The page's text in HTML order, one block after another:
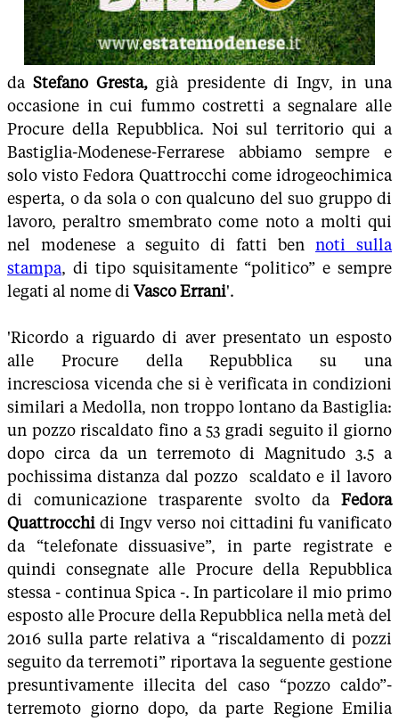
daStefano Gresta, già presidente di Ingv, in una
occasione in cui fummo costretti a segnalare alle
Procure della Repubblica. Noi sul territorio qui a
Bastiglia-Modenese-Ferrarese abbiamo sempre e
solo visto Fedora Quattrocchi come idrogeochimica
esperta, o da sola o con qualcuno del suo gruppo di
lavoro, peraltro smembrato come noto a molti qui
nel modenese a seguito di fatti ben noti sulla
stampa, di tipo squisitamente “politico” e sempre
legati al nome di Vasco Errani'.
'Ricordo a riguardo di aver presentato un esposto
alle Procure della Repubblica su una
incresciosa vicenda che si è verificata in condizioni
similari a Medolla, non troppo lontano da Bastiglia:
un pozzo riscaldato fino a 53 gradi seguito il giorno
dopo circa da un terremoto di Magnitudo 3.5 a
pochissima distanza dal pozzo scaldato e il lavoro
di comunicazione trasparente svolto daFedora
Quattrocchi di Ingv verso noi cittadini fu vanificato
da “telefonate dissuasive”, in parte registrate e
quindi consegnate alle Procure della Repubblica
stessa - continua Spica -. In particolare il mio primo
esposto alle Procure della Repubblica nella metà del
2016 sulla parte relativa a “riscaldamento di pozzi
seguito da terremoti” riportava la seguente gestione
presuntivamente illecita del caso “pozzo caldo”-
terremoto giorno dopo, da parte Regione Emilia